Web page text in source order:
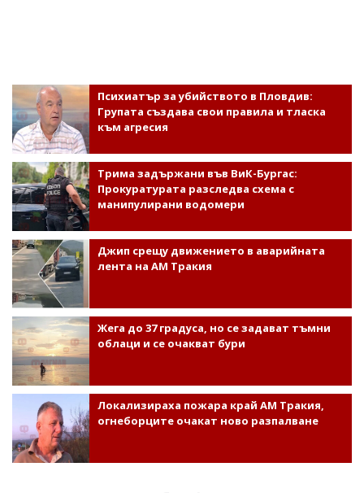
Психиатър за убийството в Пловдив:
Групата създава свои правила и тласка
към агресия
Трима задържани във ВиК-Бургас:
Прокуратурата разследва схема с
манипулирани водомери
Джип срещу движението в аварийната
лента на АМ Тракия
Жега до 37 градуса, но се задават тъмни
облаци и се очакват бури
Локализираха пожара край АМ Тракия,
огнеборците очакат ново разпалване